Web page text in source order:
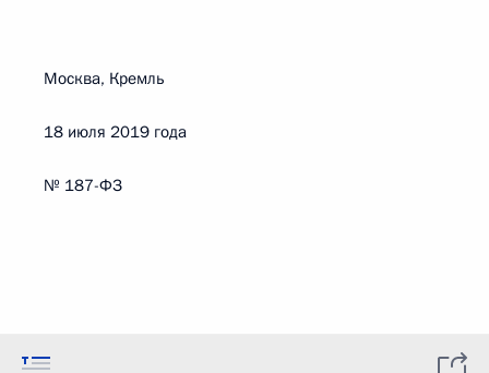
Москва, Кремль
18 июля 2019 года
№ 187-ФЗ